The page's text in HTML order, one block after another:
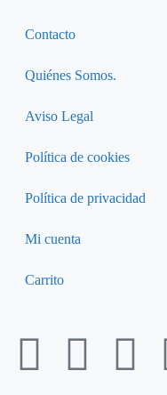
Contacto
Quiénes Somos.
Aviso Legal
Política de cookies
Política de privacidad
Mi cuenta
Carrito